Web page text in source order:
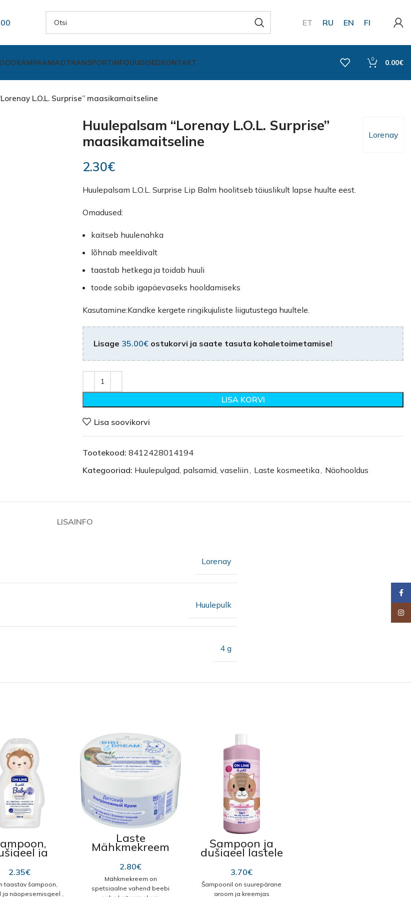
ET RU EN FI
KAMPAANIADTRANSPORTINFOUUDISEDKONTAKT 0 0.00€
L.O.L. Surprise” maasikamaitseline
Lorenay
Huulepalsam “Lorenay L.O.L. Surprise”
maasikamaitseline
2.30€
Huulepalsam L.O.L. Surprise Lip Balm hoolitseb täiuslikult lapse huulte eest.
Omadused:
kaitseb huulenahka
lõhnab meeldivalt
taastab hetkega ja toidab huuli
toode sobib igapäevaseks hooldamiseks
Kasutamine:Kandke kergete ringikujuliste liigutustega huultele.
Lisage 35.00€ ostukorvi ja saate tasuta kohaletoimetamise!
LISA KORVI
Lisa soovikorvi
Tootekood: 8412428014194
Kategooriad: Huulepulgad, palsamid, vaseliin, Laste kosmeetika, Näohooldus
LISAINFO
Lorenay
Huulepulk
4 g
ja
3in1
Baby
350ml
2.35€
taastav šampoon,
ja näopesemisgeel ,
Laste
Mähkmekreem
“Bibi dream”,
kokoosi õliga
200 ml
2.80€
Mähkmekreem on
spetsiaalne vahend beebi
Šampoon ja
dušigeel lastele
3in1 “OnLine-
Marshmallow”
850 ml
3.70€
Šampoonil on suurepärane
aroom ja kreemjas